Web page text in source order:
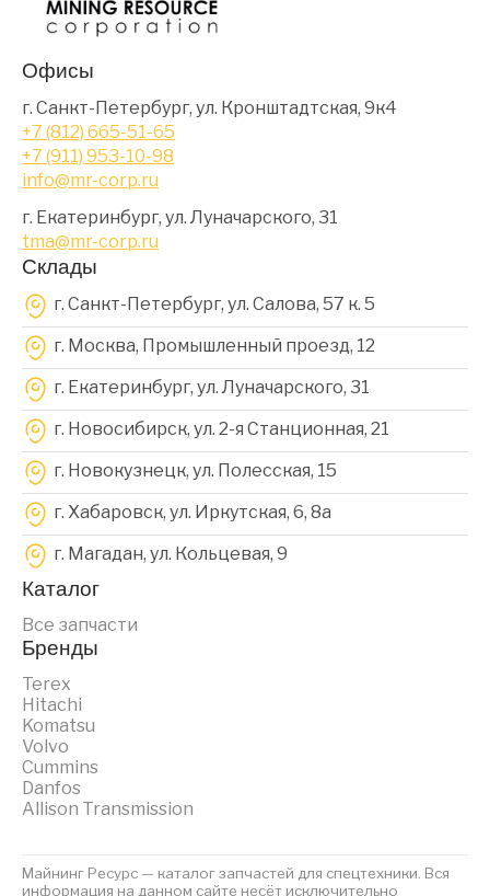
Офисы
г. Санкт-Петербург, ул. Кронштадтская, 9к4
+7 (812) 665-51-65
+7 (911) 953-10-98
info@mr-corp.ru
г. Екатеринбург, ул. Луначарского, 31
tma@mr-corp.ru
Склады
г. Санкт-Петербург, ул. Салова, 57 к. 5
г. Москва, Промышленный проезд, 12
г. Екатеринбург, ул. Луначарского, 31
г. Новосибирск, ул. 2-я Станционная, 21
г. Новокузнецк, ул. Полесская, 15
г. Хабаровск, ул. Иркутская, 6, 8a
г. Магадан, ул. Кольцевая, 9
Каталог
Все запчасти
Бренды
Terex
Hitachi
Komatsu
Volvo
Cummins
Danfos
Allison Transmission
Майнинг Ресурс — каталог запчастей для спецтехники. Вся
информация на данном сайте несёт исключительно